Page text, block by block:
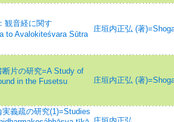
観音経に関す
to Avalokiteśvara Sūtra
庄垣内正弘 (著
片の研究=A Study of
in the Fusetsu
庄垣内正弘 (著
義疏の研究(1)=Studies